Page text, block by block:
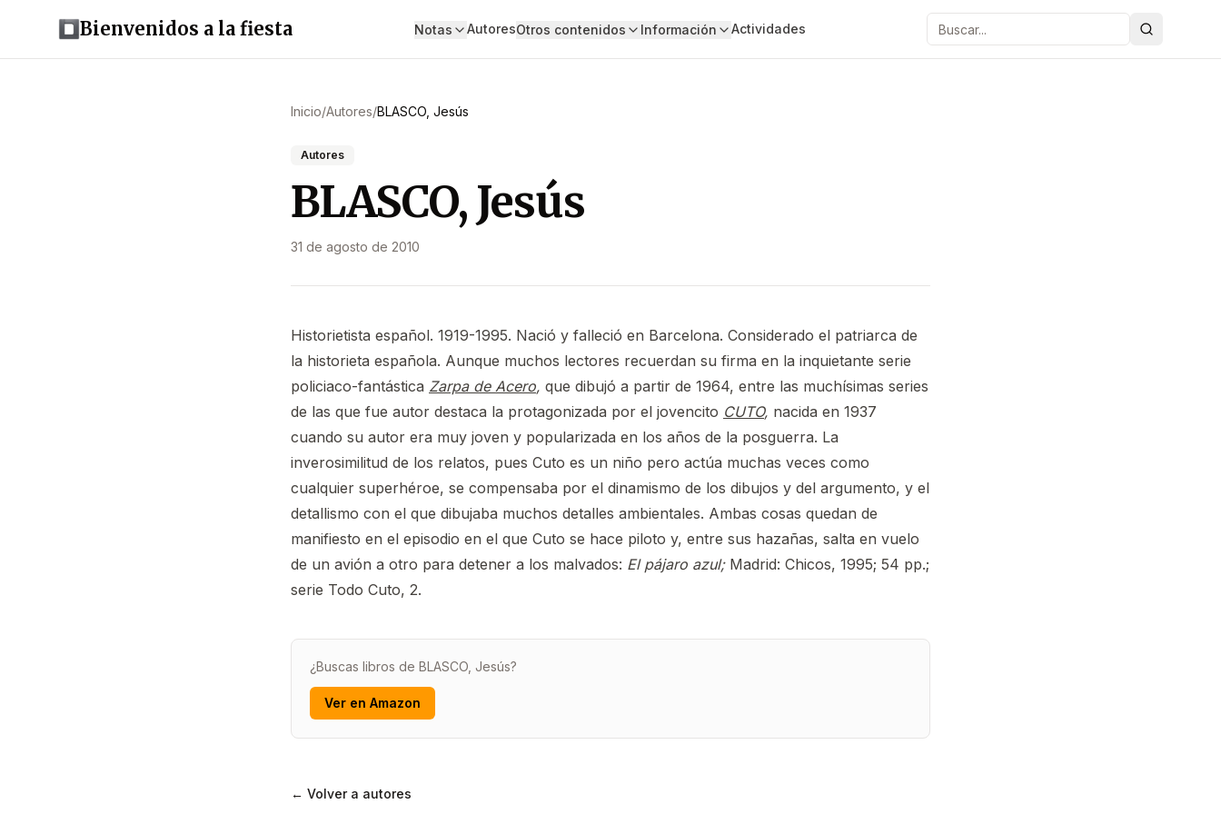
Bienvenidos a la fiesta Notas AutoresOtros contenidos Información Actividades Buscar
Inicio/Autores/BLASCO, Jesús
Autores
BLASCO, Jesús
31 de agosto de 2010
Historietista español. 1919-1995. Nació y falleció en Barcelona. Considerado el patriarca de
la historieta española. Aunque muchos lectores recuerdan su firma en la inquietante serie
policiaco-fantástica Zarpa de Acero, que dibujó a partir de 1964, entre las muchísimas series
de las que fue autor destaca la protagonizada por el jovencito CUTO, nacida en 1937
cuando su autor era muy joven y popularizada en los años de la posguerra. La
inverosimilitud de los relatos, pues Cuto es un niño pero actúa muchas veces como
cualquier superhéroe, se compensaba por el dinamismo de los dibujos y del argumento, y el
detallismo con el que dibujaba muchos detalles ambientales. Ambas cosas quedan de
manifiesto en el episodio en el que Cuto se hace piloto y, entre sus hazañas, salta en vuelo
de un avión a otro para detener a los malvados: El pájaro azul; Madrid: Chicos, 1995; 54 pp.;
serie Todo Cuto, 2.
¿Buscas libros de BLASCO, Jesús?
Ver en Amazon
← Volver a autores